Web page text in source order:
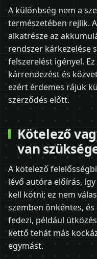
A különbség nem a
természetében rejlik.
alkatrésze az
rendszer kárkezelése
felszerelést igényel.
kárrendezést és
ezért érdemes rájuk
szerződés előtt.
Kötelező
van
A kötelező
lévő autóra előírás,
kell kötni; ez nem
szemben önkéntes,
fedezi, például
kettő tehát más
egymást.